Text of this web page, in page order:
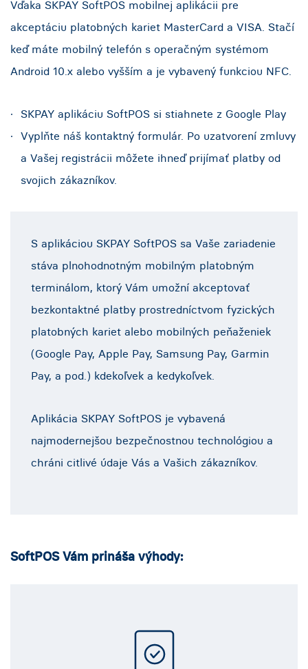
Vďaka SKPAY SoftPOS mobilnej aplikácii pre
akceptáciu platobných kariet MasterCard a VISA. Stačí
keď máte mobilný telefón s operačným systémom
Android 10.x alebo vyšším a je vybavený funkciou NFC.
SKPAY aplikáciu SoftPOS si stiahnete z Google Play
Vyplňte náš kontaktný formulár. Po uzatvorení zmluvy
a Vašej registrácii môžete ihneď prijímať platby od
svojich zákazníkov.
S aplikáciou SKPAY SoftPOS sa Vaše zariadenie
stáva plnohodnotným mobilným platobným
terminálom, ktorý Vám umožní akceptovať
bezkontaktné platby prostredníctvom fyzických
platobných kariet alebo mobilných peňaženiek
(Google Pay, Apple Pay, Samsung Pay, Garmin
Pay, a pod.) kdekoľvek a kedykoľvek.
Aplikácia SKPAY SoftPOS je vybavená
najmodernejšou bezpečnostnou technológiou a
chráni citlivé údaje Vás a Vašich zákazníkov.
SoftPOS Vám prináša výhody: